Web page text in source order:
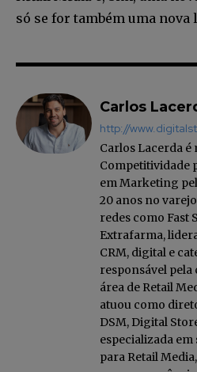
Faça parte da
Retail Media
nossa newsletter.
Seja um assinante e desfrute de
tenha acesso a conteúdos
só se for também uma
Carlos
http://
Carlos Lacerda é
Competitividade
em Marketing
20 anos no
redes como Fast
Extrafarma,
CRM, digital e
responsável
área de Retail
atuou como
DSM, Digital
especializada
para Retail